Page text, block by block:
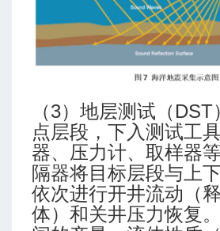
（3）地层测试（
点层段，下入测试工
器、压力计、取样器
隔器将目标层段与上
依次进行开井流动（
体）和关井压力恢复